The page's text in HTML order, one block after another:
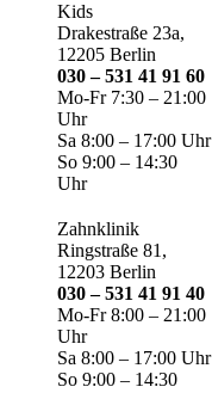
Kids
Drakestraße 23a,
12205 Berlin
030 – 531 41 91 60
Mo-Fr 7:30 – 21:00
Uhr
Sa 8:00 – 17:00 Uhr
So 9:00 – 14:30
Uhr
Zahnklinik
Ringstraße 81,
12203 Berlin
030 – 531 41 91 40
Mo-Fr 8:00 – 21:00
Uhr
Sa 8:00 – 17:00 Uhr
So 9:00 – 14:30